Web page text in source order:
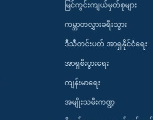
မြင်ကွင်းကျယ်မှတ်စုများ
ကမ္ဘာတလွှားခရီးသွား
ဒီသီတင်းပတ် အာရှနိုင်ငံရေး
အာရှစီးပွားရေး
ကျန်းမာရေး
အမျိုးသမီးကဏ္ဍ